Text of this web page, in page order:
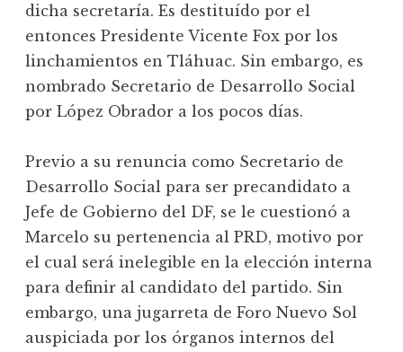
dicha secretaría. Es destituído por el
entonces Presidente Vicente Fox por los
linchamientos en Tláhuac. Sin embargo, es
nombrado Secretario de Desarrollo Social
por López Obrador a los pocos días.
Previo a su renuncia como Secretario de
Desarrollo Social para ser precandidato a
Jefe de Gobierno del DF, se le cuestionó a
Marcelo su pertenencia al PRD, motivo por
el cual será inelegible en la elección interna
para definir al candidato del partido. Sin
embargo, una jugarreta de Foro Nuevo Sol
auspiciada por los órganos internos del